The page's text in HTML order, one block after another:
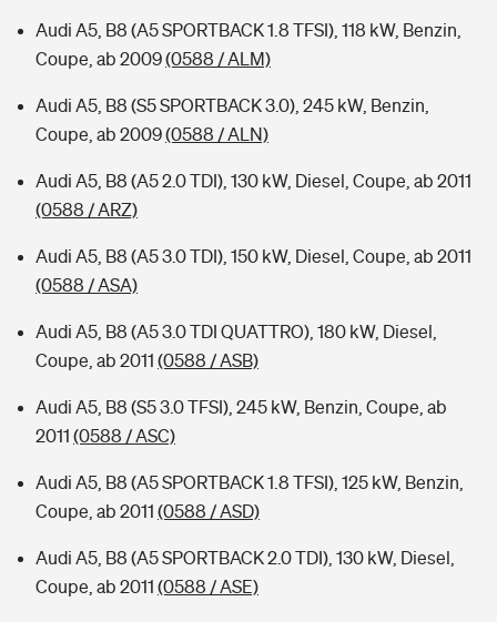
Audi A5, B8 (A5 SPORTBACK 1.8 TFSI), 118 kW, Benzin,
Coupe, ab 2009(0588 / ALM)
Audi A5, B8 (S5 SPORTBACK 3.0), 245 kW, Benzin,
Coupe, ab 2009(0588 / ALN)
Audi A5, B8 (A5 2.0 TDI), 130 kW, Diesel, Coupe, ab 2011
(0588 / ARZ)
Audi A5, B8 (A5 3.0 TDI), 150 kW, Diesel, Coupe, ab 2011
(0588 / ASA)
Audi A5, B8 (A5 3.0 TDI QUATTRO), 180 kW, Diesel,
Coupe, ab 2011 (0588 / ASB)
Audi A5, B8 (S5 3.0 TFSI), 245 kW, Benzin, Coupe, ab
2011 (0588 / ASC)
Audi A5, B8 (A5 SPORTBACK 1.8 TFSI), 125 kW, Benzin,
Coupe, ab 2011 (0588 / ASD)
Audi A5, B8 (A5 SPORTBACK 2.0 TDI), 130 kW, Diesel,
Coupe, ab 2011 (0588 / ASE)